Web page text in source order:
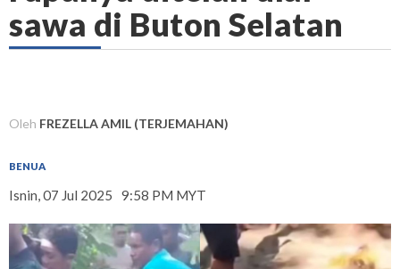
sawa di Buton Selatan
Oleh FREZELLA AMIL (TERJEMAHAN)
BENUA
Isnin, 07 Jul 2025 9:58 PM MYT